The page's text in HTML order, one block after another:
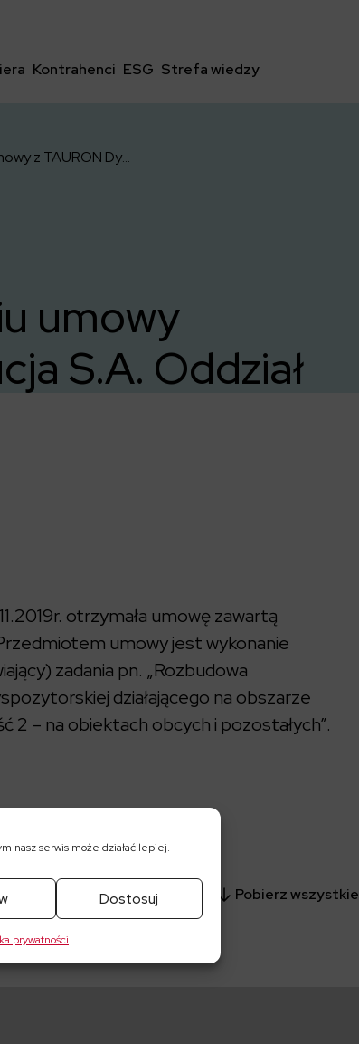
nasz serwis może działać lepiej.
Dostosuj
prywatności
Kontrahenci ESG Strefa wiedzy
Informacja o zawarciu umowy z TAURON Dystrybucja S.A. Oddział w Krakowie
umowy
S.A. Oddział
otrzymała umowę zawartą
umowy jest wykonanie
zadania pn. „Rozbudowa
działającego na obszarze
2 – na obiektach obcych i pozostałych”.
Pobierz wszystkie
S.A. Oddział w Krakowie